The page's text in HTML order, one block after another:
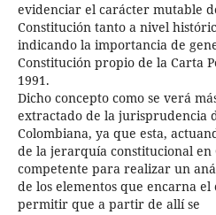
evidenciar el carácter mutable
Constitución tanto a nivel
indicando la importancia de
Constitución propio de la Carta
1991.
Dicho concepto como se verá
extractado de la jurisprudencia
Colombiana, ya que esta,
de la jerarquía constitucional en
competente para realizar un
de los elementos que encarna
permitir que a partir de allí se